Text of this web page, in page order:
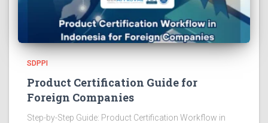
SDPPI
Product Certification Guide for
Foreign Companies
Step-by-Step Guide: Product Certification Workflow in